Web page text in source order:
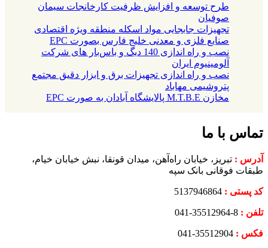
طرح توسعه و افزایش ظرفیت کارخانجات سیمان
صوفیان
تجهیزات جابجایی مواد اسکله منطقه ویژه اقتصادی
صنایع فلزی و معدنی خلیج فارس بصورت EPC
نصب و راه اندازی 140 دیگ و باس‌بار های شرکت
آلومینیوم ایران
نصب و راه اندازی تجهیزات برق و ابزار دقیق مجتمع
پتروشیمی مهاباد
مخازن M.T.B.E پالایشگاه آبادان به صورت EPC
تماس با ما
آدرس : تبریز، خیابان راه‌آهن، میدان قونقا، نبش خیابان خیام،
طبقات فوقانی بانک سپه
کد پستی :
تلفن :
فکس :